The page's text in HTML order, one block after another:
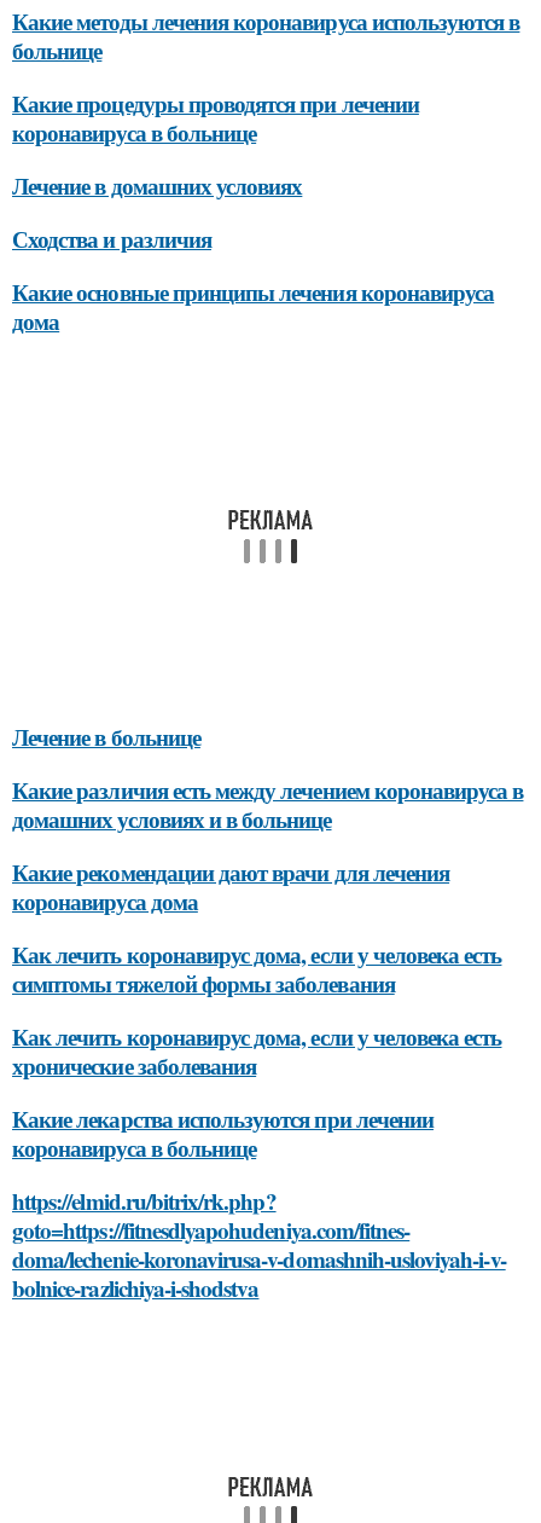
Какие методы лечения коронавируса используются в
больнице
Какие процедуры проводятся при лечении
коронавируса в больнице
Лечение в домашних условиях
Сходства и различия
Какие основные принципы лечения коронавируса
дома
Лечение в больнице
Какие различия есть между лечением коронавируса в
домашних условиях и в больнице
Какие рекомендации дают врачи для лечения
коронавируса дома
Как лечить коронавирус дома, если у человека есть
симптомы тяжелой формы заболевания
Как лечить коронавирус дома, если у человека есть
хронические заболевания
Какие лекарства используются при лечении
коронавируса в больнице
https://elmid.ru/bitrix/rk.php?
goto=https://fitnesdlyapohudeniya.com/fitnes-
doma/lechenie-koronavirusa-v-domashnih-usloviyah-i-v-
bolnice-razlichiya-i-shodstva